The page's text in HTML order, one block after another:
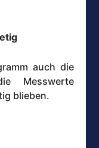
auch die
Messwerte
blieben.